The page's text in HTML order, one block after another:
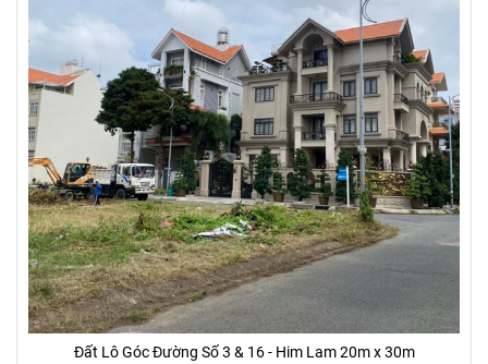
Đất Lô Góc Đường Số 3 & 16 - Him Lam 20m x 30m